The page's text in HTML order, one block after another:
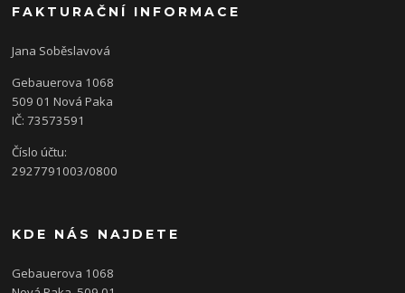
FAKTURAČNÍ INFORMACE
Jana Soběslavová
Gebauerova 1068
509 01 Nová Paka
IČ: 73573591
Číslo účtu:
2927791003/0800
KDE NÁS NAJDETE
Gebauerova 1068